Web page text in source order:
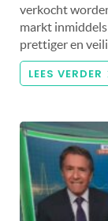
verkocht
markt inmiddels
prettiger en
LEES VERDER